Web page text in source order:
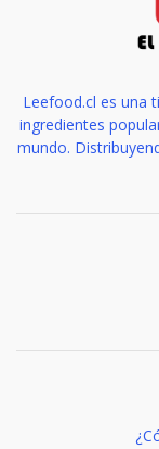
Leefood.cl es una
ingredientes
mundo.